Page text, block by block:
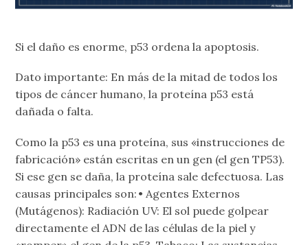
Si el daño es enorme, p53 ordena la apoptosis.
Dato importante: En más de la mitad de todos los
tipos de cáncer humano, la proteína p53 está
dañada o falta.
Como la p53 es una proteína, sus «instrucciones de
fabricación» están escritas en un gen (el gen TP53).
Si ese gen se daña, la proteína sale defectuosa. Las
causas principales son: • Agentes Externos
(Mutágenos): Radiación UV: El sol puede golpear
directamente el ADN de las células de la piel y